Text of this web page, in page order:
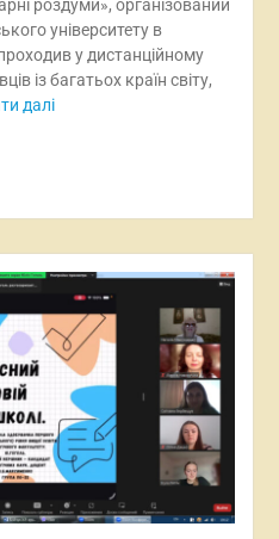
роздуми», організований
університету в
у дистанційному
із багатьох країн світу,
далі